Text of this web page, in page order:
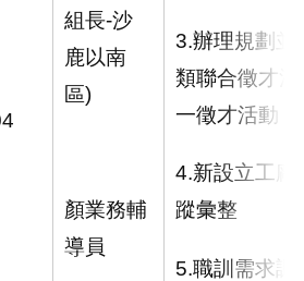
組長-沙
鹿以南
區)
顏業務輔
導員
3.辦理規劃並
類聯合徵才
一徵才活動
4.新設立工廠
蹤彙整
5.職訓需求調